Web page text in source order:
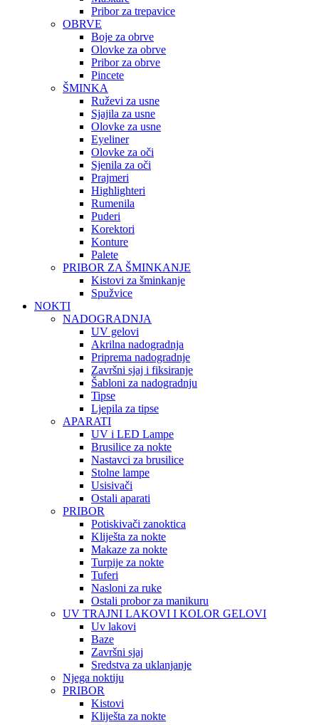
Pribor za trepavice
OBRVE
Boje za obrve
Olovke za obrve
Pribor za obrve
Pincete
ŠMINKA
Ruževi za usne
Sjajila za usne
Olovke za usne
Eyeliner
Olovke za oči
Sjenila za oči
Prajmeri
Highlighteri
Rumenila
Puderi
Korektori
Konture
Palete
PRIBOR ZA ŠMINKANJE
Kistovi za šminkanje
Spužvice
NOKTI
NADOGRADNJA
UV gelovi
Akrilna nadogradnja
Priprema nadogradnje
Završni sjaj i fiksiranje
Šabloni za nadogradnju
Tipse
Ljepila za tipse
APARATI
UV i LED Lampe
Brusilice za nokte
Nastavci za brusilice
Stolne lampe
Usisivači
Ostali aparati
PRIBOR
Potiskivači zanoktica
Kliješta za nokte
Makaze za nokte
Turpije za nokte
Tuferi
Nasloni za ruke
Ostali probor za manikuru
UV TRAJNI LAKOVI I KOLOR GELOVI
Uv lakovi
Baze
Završni sjaj
Sredstva za uklanjanje
Njega noktiju
PRIBOR
Kistovi
Kliješta za nokte